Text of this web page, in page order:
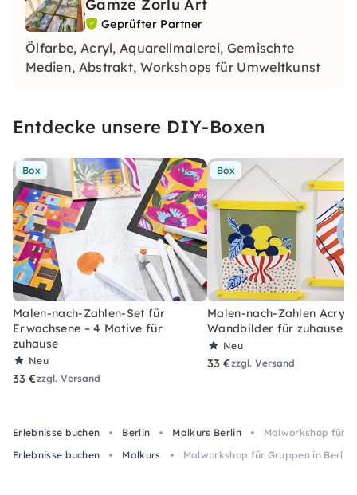
Gamze Zorlu Art
Geprüfter Partner
Ölfarbe, Acryl, Aquarellmalerei, Gemischte
Medien, Abstrakt, Workshops für Umweltkunst
Entdecke unsere DIY-Boxen
Box
Malen-nach-Zahlen-Set für
Erwachsene – 4 Motive für
zuhause
Neu
33 €zzgl. Versand
Box
Malen-nach-Zahlen Acryl-
Wandbilder für zuhause
Neu
33 €zzgl. Versand
Erlebnisse buchen Berlin Malkurs Berlin
Malworkshop für
Erlebnisse buchen
Malkurs Malworkshop für Gruppen in Berlin